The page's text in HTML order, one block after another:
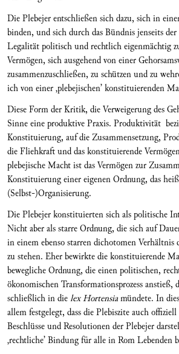
Die Plebejer entschließen sich dazu, sich in
binden, und sich durch das Bündnis jenseits
Legalität politisch und rechtlich eigenmächtig
Vermögen, sich ausgehend von einer
zusammenzuschließen, zu schützen und zu
ich von einer ‚plebejischen’ konstituierenden
Diese Form der Kritik, die Verweigerung des
Sinne eine produktive Praxis. Produktivität
Konstituierung, auf die Zusammensetzung,
die Fliehkraft und das konstituierende
plebejische Macht ist das Vermögen zur
Konstituierung einer eigenen Ordnung, das
(Selbst-)Organisierung.
Die Plebejer konstituierten sich als politische
Nicht aber als starre Ordnung, die sich auf
in einem ebenso starren dichotomen Verhältnis
zu stehen. Eher bewirkte die konstituierende
bewegliche Ordnung, die einen politischen,
ökonomischen Transformationsprozess anstieß,
schließlich in dielex Hortensiamündete. In
allem festgelegt, dass die Plebiszite auch
Beschlüsse und Resolutionen der Plebejer
‚rechtliche’ Bindung für alle in Rom Lebenden